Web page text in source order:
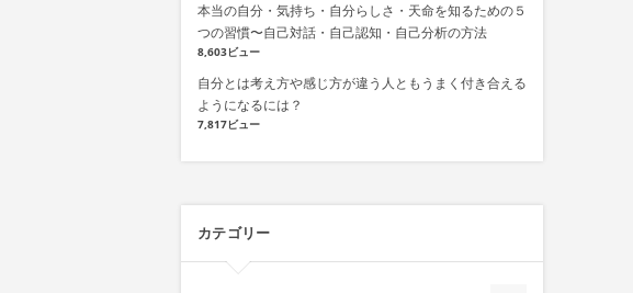
本当の自分・気持ち・自分らしさ・天命を知るための５
つの習慣〜自己対話・自己認知・自己分析の方法
8,603ビュー
自分とは考え方や感じ方が違う人ともうまく付き合える
ようになるには？
7,817ビュー
カテゴリー